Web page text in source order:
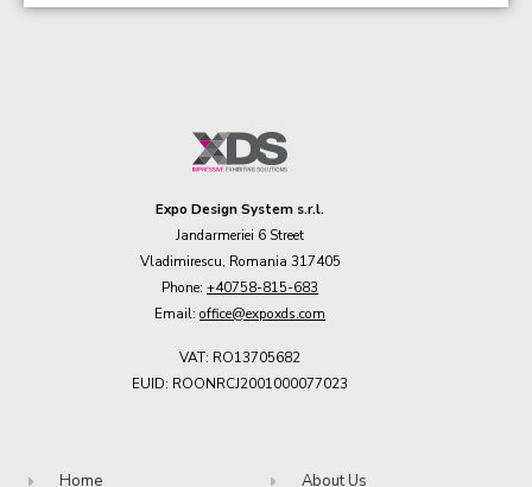
Expo Design System s.r.l.
Jandarmeriei 6 Street
Vladimirescu, Romania 317405
Phone:+40758-815-683
Email:office@expoxds.com
VAT: RO13705682
EUID: ROONRCJ2001000077023
Home About Us